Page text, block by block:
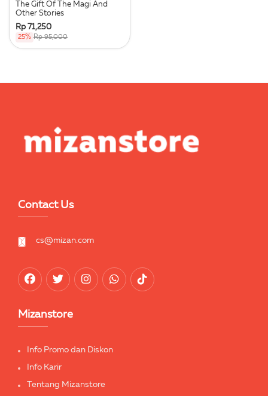
The Gift Of The Magi And
Other Stories
Rp 71,250
25% Rp 95,000
Contact Us
cs@mizan.com
Mizanstore
Info Promo dan Diskon
Info Karir
Tentang Mizanstore